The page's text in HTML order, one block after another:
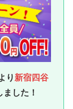
り 新宿四谷
ました！